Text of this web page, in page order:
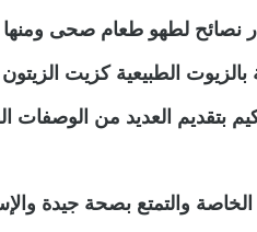
نصائح لطهو طعام صحى
بالزيوت الطبيعية كزيت
بتقديم العديد من الوصفات
الخاصة والتمتع بصحة جيدة